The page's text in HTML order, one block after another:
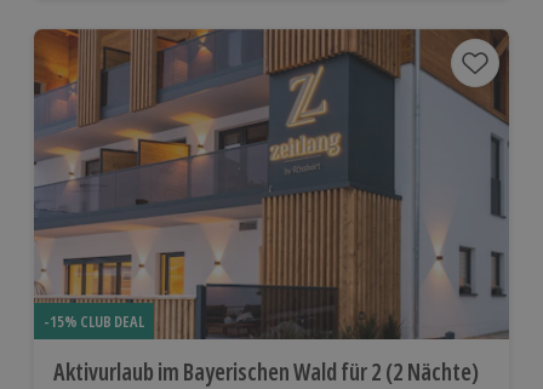
-15% CLUB DEAL
Aktivurlaub im Bayerischen Wald für 2 (2 Nächte)